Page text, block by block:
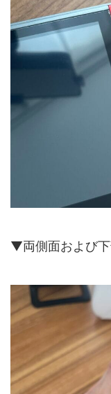
▼両側面および下